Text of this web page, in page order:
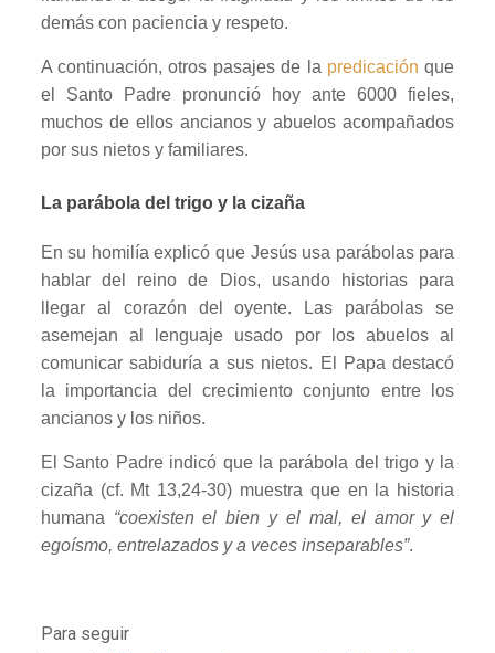
demás con paciencia y respeto.
A continuación, otros pasajes de la predicación que
el Santo Padre pronunció hoy ante 6000 fieles,
muchos de ellos ancianos y abuelos acompañados
por sus nietos y familiares.
La parábola del trigo y la cizaña
En su homilía explicó que Jesús usa parábolas para
hablar del reino de Dios, usando historias para
llegar al corazón del oyente. Las parábolas se
asemejan al lenguaje usado por los abuelos al
comunicar sabiduría a sus nietos. El Papa destacó
la importancia del crecimiento conjunto entre los
ancianos y los niños.
El Santo Padre indicó que la parábola del trigo y la
cizaña (cf. Mt 13,24-30) muestra que en la historia
humana “coexisten el bien y el mal, el amor y el
egoísmo, entrelazados y a veces inseparables”.
Para seguir